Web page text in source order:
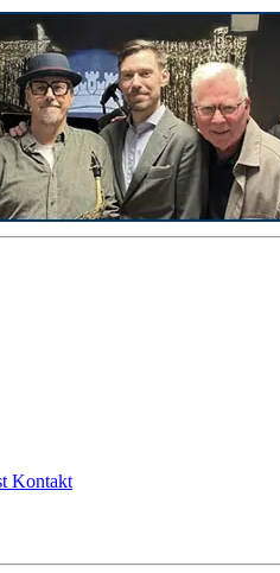
Kontakt